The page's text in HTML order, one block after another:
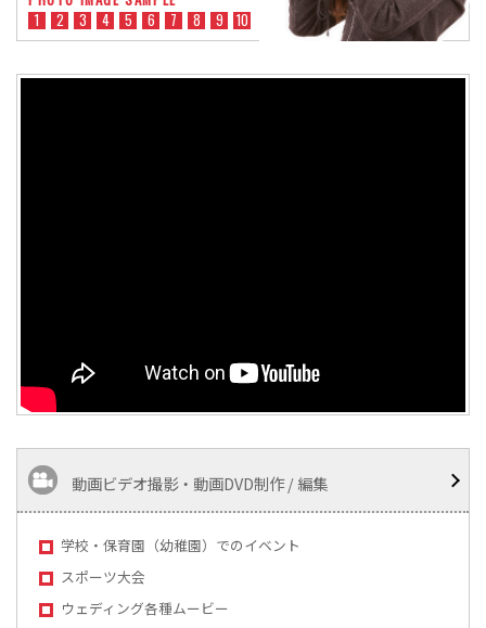
1
2 3 4 5 6 7 8 9 10
動画ビデオ撮影・動画DVD制作 / 編集
学校・保育園（幼稚園）でのイベント
スポーツ大会
ウェディング各種ムービー